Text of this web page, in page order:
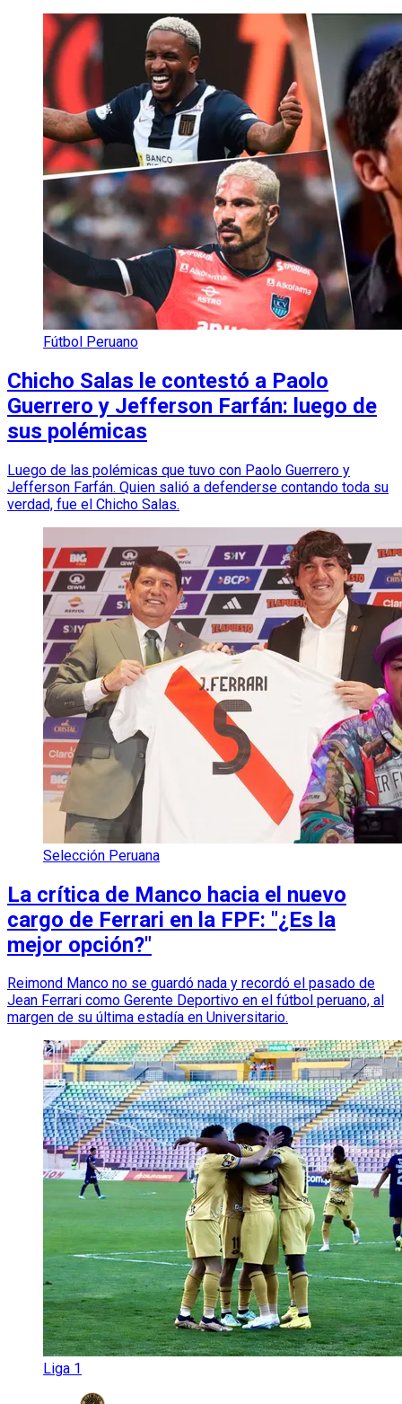
Fútbol Peruano
Chicho Salas le contestó a Paolo
Guerrero y Jefferson Farfán: luego de
sus polémicas
Luego de las polémicas que tuvo con Paolo Guerrero y
Jefferson Farfán. Quien salió a defenderse contando toda su
verdad, fue el Chicho Salas.
Selección Peruana
La crítica de Manco hacia el nuevo
cargo de Ferrari en la FPF: "¿Es la
mejor opción?"
Reimond Manco no se guardó nada y recordó el pasado de
Jean Ferrari como Gerente Deportivo en el fútbol peruano, al
margen de su última estadía en Universitario.
Liga 1